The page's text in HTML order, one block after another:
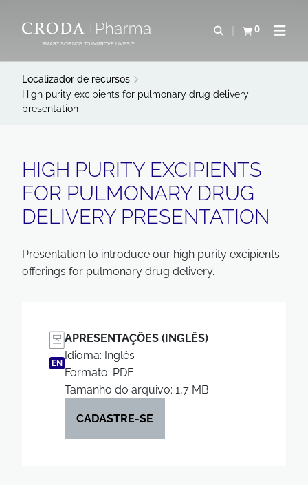
PARA
CONTEÚDO
PARA
MENU
SMART SCIENCE TO IMPROVE LIVES™
Abrir pesquisa
0
Exibir cestaAbrir
Localizador de recursos
High purity excipients for pulmonary drug delivery
presentation
HIGH PURITY EXCIPIENTS
FOR PULMONARY DRUG
DELIVERY PRESENTATION
Presentation to introduce our high purity excipients
offerings for pulmonary drug delivery.
EN
APRESENTAÇÕES (INGLÊS)
Idioma: Inglês
Formato: PDF
Tamanho do arquivo: 1,7 MB
CADASTRE-SE